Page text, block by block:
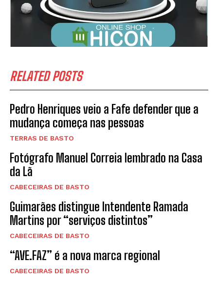
RELATED POSTS
Pedro Henriques veio a Fafe defender que a
mudança começa nas pessoas
TERRAS DE BASTO
Fotógrafo Manuel Correia lembrado na Casa
da Lã
CABECEIRAS DE BASTO
Guimarães distingue Intendente Ramada
Martins por “serviços distintos”
CABECEIRAS DE BASTO
“AVE.FAZ” é a nova marca regional
CABECEIRAS DE BASTO